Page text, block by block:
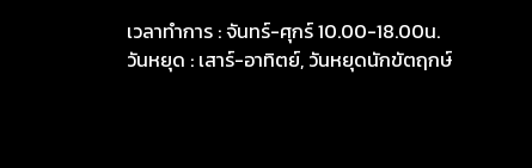
เวลาทำการ : จันทร์-ศุกร์ 10.00-18.00น.
วันหยุด : เสาร์-อาทิตย์, วันหยุดนักขัตฤกษ์